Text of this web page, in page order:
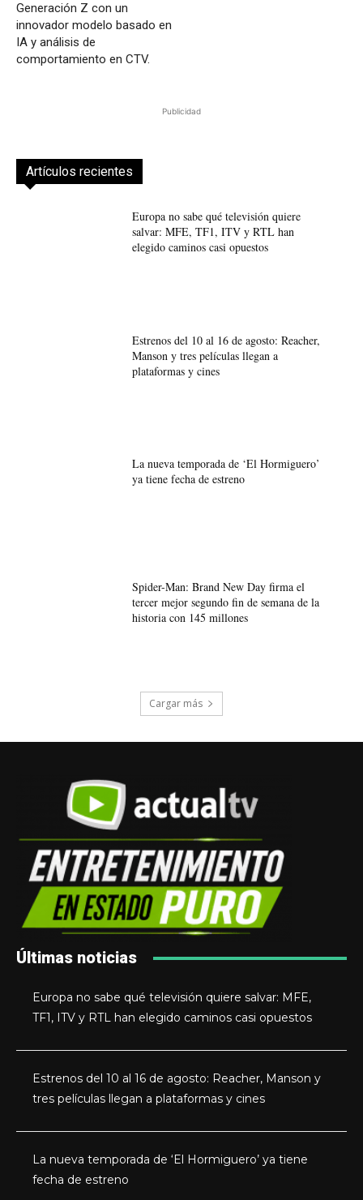
Generación Z con un
innovador modelo basado en
IA y análisis de
comportamiento en CTV.
Publicidad
Artículos recientes
Europa no sabe qué televisión quiere
salvar: MFE, TF1, ITV y RTL han
elegido caminos casi opuestos
Estrenos del 10 al 16 de agosto: Reacher,
Manson y tres películas llegan a
plataformas y cines
La nueva temporada de ‘El Hormiguero’
ya tiene fecha de estreno
Spider-Man: Brand New Day firma el
tercer mejor segundo fin de semana de la
historia con 145 millones
Cargar más
Últimas noticias
Europa no sabe qué televisión quiere salvar: MFE,
TF1, ITV y RTL han elegido caminos casi opuestos
Estrenos del 10 al 16 de agosto: Reacher, Manson y
tres películas llegan a plataformas y cines
La nueva temporada de ‘El Hormiguero’ ya tiene
fecha de estreno